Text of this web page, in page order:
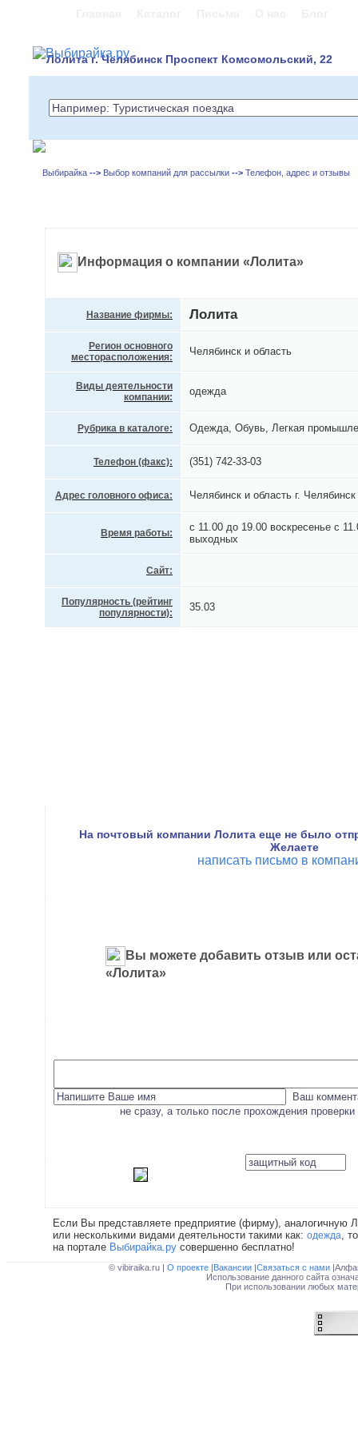
Лолита г. Челябинск Проспект Комсомольский, 22
Выбирайка --> Выбор компаний для рассылки --> Телефон, адрес и отзывы
Информация о компании «Лолита»
Название фирмы: Лолита
Регион основного
месторасположения:
Челябинск и область
Виды деятельности
компании:
одежда
Рубрика в каталоге: Одежда, Обувь, Легкая
Телефон (факс): (351) 742-33-03
Адрес головного офиса: Челябинск и область г.
Время работы:
с 11.00 до 19.00 воскресенье с
выходных
Сайт:
Популярность (рейтинг
популярности):
35.03
На почтовый компании Лолита еще не было
Желаете
написать письмо в
Вы можете добавить отзыв или
«Лолита»
Ваш
не сразу, а только после прохождения
Если Вы представляете предприятие (фирму), аналогичную
или несколькими видами деятельности такими как: одежда,
на портале Выбирайка.ру совершенно бесплатно!
© vibiraika.ru | О проекте |Вакансии |Связаться с нами
Использование данного сайта
При использовании любых